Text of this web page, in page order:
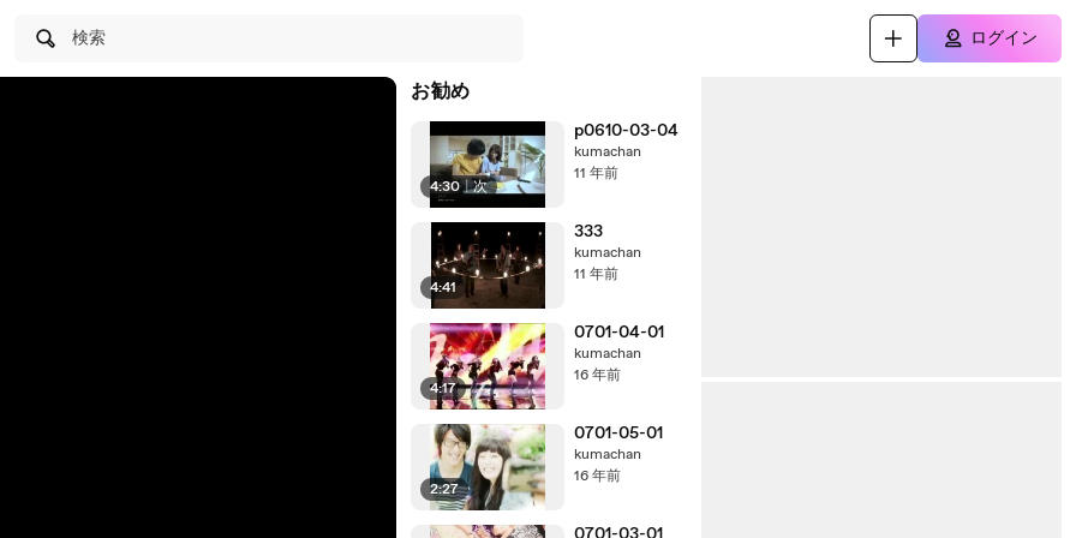
検索 ログイン
お勧め
4:30 | 次
p0610-03-04
kumachan
11 年前
4:41
333
kumachan
11 年前
4:17
0701-04-01
kumachan
16 年前
2:27
0701-05-01
kumachan
16 年前